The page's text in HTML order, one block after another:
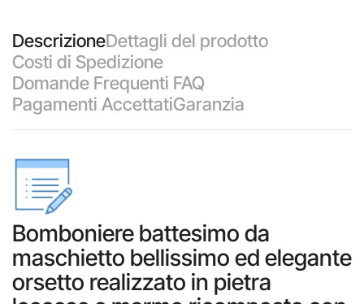
DescrizioneDettagli del prodotto
Costi di Spedizione
Domande Frequenti FAQ
Pagamenti AccettatiGaranzia
Bomboniere battesimo da
maschietto bellissimo ed elegante
orsetto realizzato in pietra